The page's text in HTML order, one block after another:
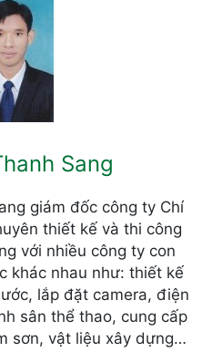
Sang
giám đốc công ty Chí
thiết kế và thi công
với nhiều công ty con
khác nhau như: thiết kế
lắp đặt camera, điện
sân thể thao, cung cấp
sơn, vật liệu xây dựng…